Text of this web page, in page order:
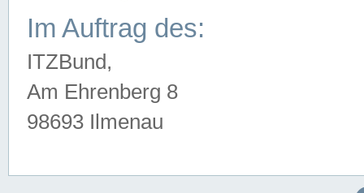
Im Auftrag des:
ITZBund,
Am Ehrenberg 8
98693 Ilmenau